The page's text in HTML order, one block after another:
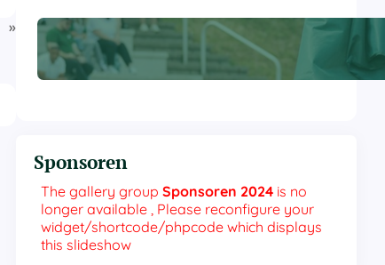
»
Touchdown für die Zukunft: Die
Fighting Farmers
Spendenaktion!
Sponsoren
The gallery group Sponsoren 2024 is no
longer available , Please reconfigure your
widget/shortcode/phpcode which displays
this slideshow